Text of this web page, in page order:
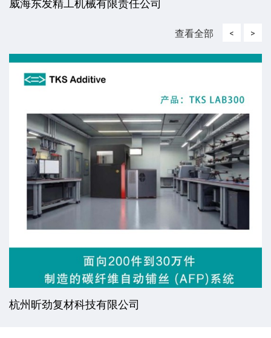
威海东发精工机械有限责任公司
查看全部 <
杭州昕劲复材科技有限公司
>